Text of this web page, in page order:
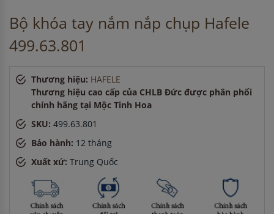
Anh Quang
ở Hải Phòng đã đặt lò vi sóng cách đây 30 phút
Chị Lan -ở Hà Nội đã đặt máy rửa bát cách đây 1 giờ
Anh Tuấn -ở Cần Thơ đã mua chậu vòi rửa bát cách đây 15
Anh Hùng
Anh Hùng-ở TP. Hồ Chí Minh đã mua bếp điện từ cách đây
45 phút
ở Hải Phòng đã đặt lò vi sóng cách đây 30 phút
Bộ khóa tay nắm nắp chụp Hafele
499.63.801
Thương hiệu: HAFELE
Thương hiệu cao cấp của CHLB Đức được phân phối
chính hãng tại Mộc Tinh Hoa
SKU: 499.63.801
Bảo hành: 12 tháng
Xuất xứ: Trung Quốc